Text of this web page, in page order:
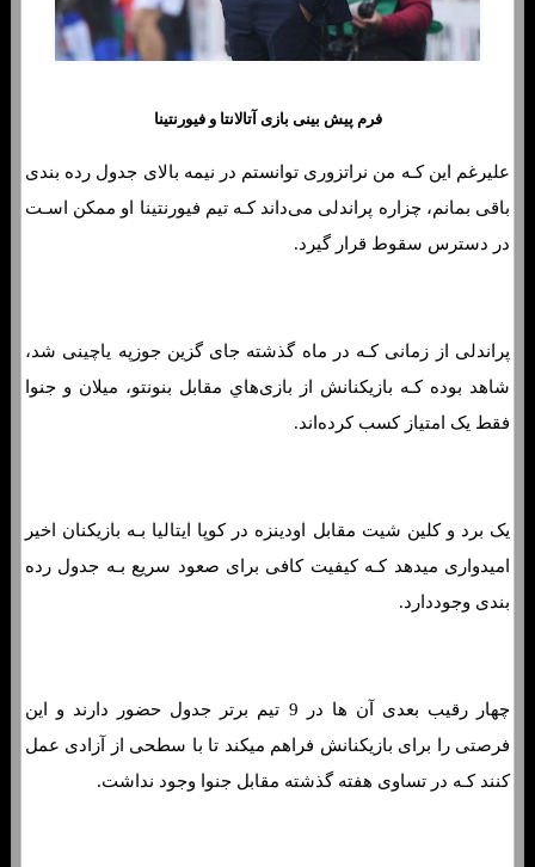
فرم پیش بینی بازی‌ آتالانتا و فیورنتینا
علیرغم این کـه من نراتزوری توانستم در نیمه بالای جدول رده بندی
باقی بمانم، چزاره پراندلی می‌داند کـه تیم فیورنتینا او ممکن اسـت
در دسترس سقوط قرار گیرد.
پراندلی از زمانی کـه در ماه گذشته جای گزین جوزپه یاچینی شد،
شاهد بوده کـه بازیکنانش از بازی‌هاي‌ مقابل بنونتو، میلان و جنوا
فقط یک امتیاز کسب کرده‌اند.
یک برد و کلین شیت مقابل اودینزه در کوپا ایتالیا بـه بازیکنان اخیر
امیدواری میدهد کـه کیفیت کافی برای صعود سریع بـه جدول رده
بندی وجوددارد.
چهار رقیب بعدی آن ها در 9 تیم برتر جدول حضور دارند و این
فرصتی را برای بازیکنانش فراهم میکند تا با سطحی از آزادی عمل
کنند کـه در تساوی هفته گذشته مقابل جنوا وجود نداشت.